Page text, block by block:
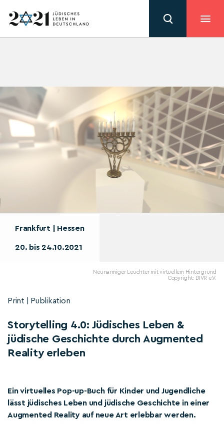
Frankfurt | Hessen
20. bis 24.10.2021
Neunarmiger Leuchter mit virtuellem Hintergrund
Copyright: DIVR e.V.
Print | Publikation
Storytelling 4.0: Jüdisches Leben &
jüdische Geschichte durch Augmented
Reality erleben
Ein virtuelles Pop-up-Buch für Kinder und Jugendliche
lässt jüdisches Leben und jüdische Geschichte in einer
Augmented Reality auf neue Art erlebbar werden.